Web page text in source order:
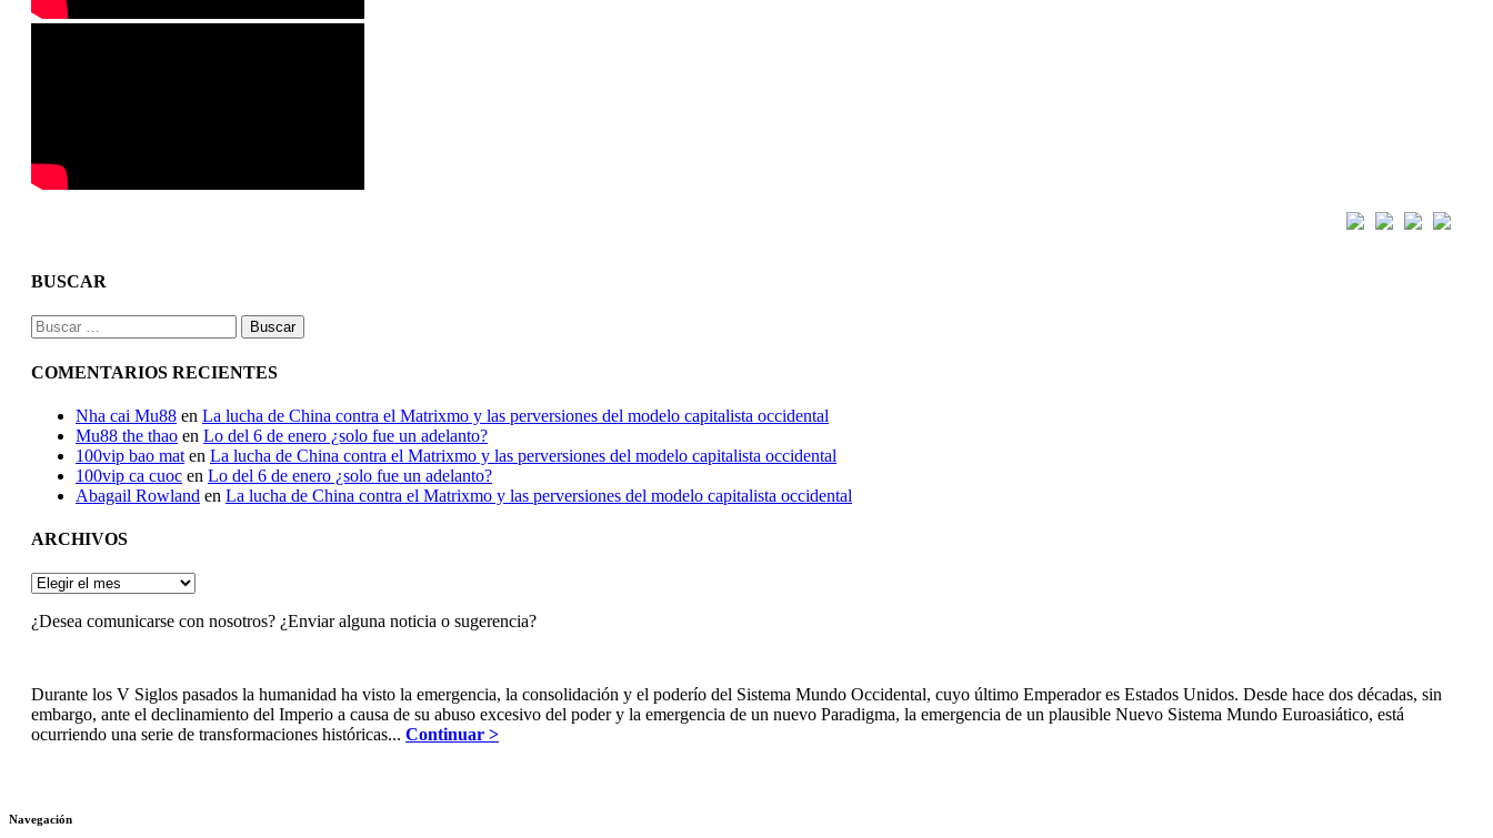
BUSCAR
Buscar:
COMENTARIOS RECIENTES
Nha cai Mu88 en La lucha de China contra el Matrixmo y las perversiones del modelo capitalista occidental
Mu88 the thao en Lo del 6 de enero ¿solo fue un adelanto?
100vip bao mat en La lucha de China contra el Matrixmo y las perversiones del modelo capitalista occidental
100vip ca cuoc en Lo del 6 de enero ¿solo fue un adelanto?
Abagail Rowland en La lucha de China contra el Matrixmo y las perversiones del modelo capitalista occidental
ARCHIVOS
ARCHIVOS
¿Desea comunicarse con nosotros? ¿Enviar alguna noticia o sugerencia?
Durante los V Siglos pasados la humanidad ha visto la emergencia, la consolidación y el poderío del Sistema Mundo Occidental, cuyo último Emperador es Estados Unidos. Desde hace dos décadas, sin
embargo, ante el declinamiento del Imperio a causa de su abuso excesivo del poder y la emergencia de un nuevo Paradigma, la emergencia de un plausible Nuevo Sistema Mundo Euroasiático, está
ocurriendo una serie de transformaciones históricas... Continuar >
Navegación